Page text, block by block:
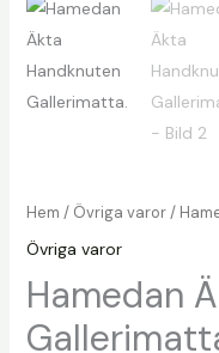
Hem / Övriga varor/
Övriga varor
Hamedan